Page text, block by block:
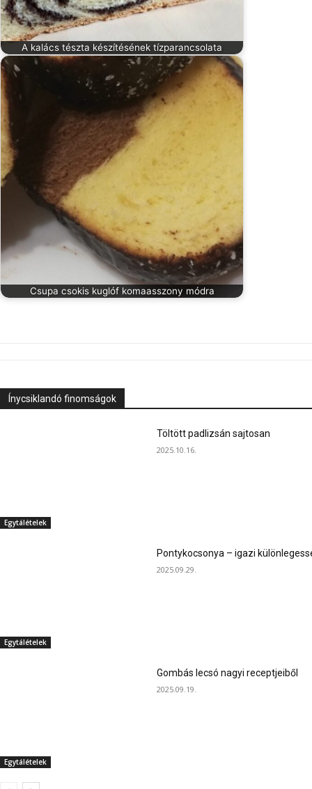
A kalács tészta készítésének tízparancsolata
Csupa csokis kuglóf komaasszony módra
Ínycsiklandó finomságok
Egytálételek
Töltött padlizsán sajtosan
2025.10.16.
Egytálételek
Pontykocsonya – igazi
2025.09.29.
Egytálételek
Gombás lecsó nagyi receptjeiből
2025.09.19.